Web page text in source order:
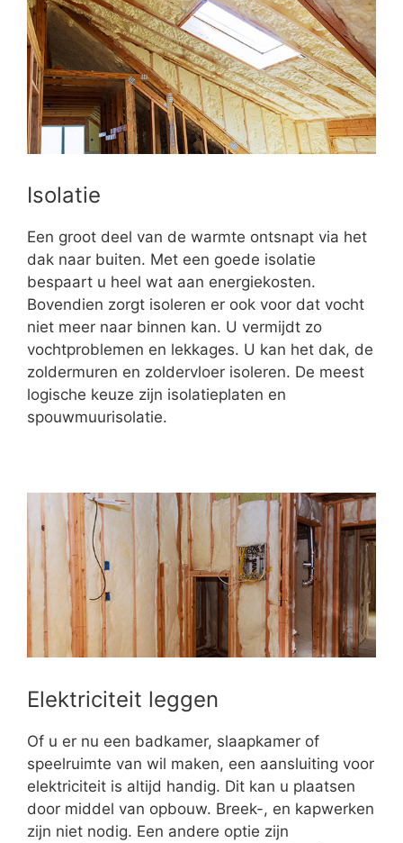
Isolatie
Een groot deel van de warmte ontsnapt via het
dak naar buiten. Met een goede isolatie
bespaart u heel wat aan energiekosten.
Bovendien zorgt isoleren er ook voor dat vocht
niet meer naar binnen kan. U vermijdt zo
vochtproblemen en lekkages. U kan het dak, de
zoldermuren en zoldervloer isoleren. De meest
logische keuze zijn isolatieplaten en
spouwmuurisolatie.
Elektriciteit leggen
Of u er nu een badkamer, slaapkamer of
speelruimte van wil maken, een aansluiting voor
elektriciteit is altijd handig. Dit kan u plaatsen
door middel van opbouw. Breek-, en kapwerken
zijn niet nodig. Een andere optie zijn